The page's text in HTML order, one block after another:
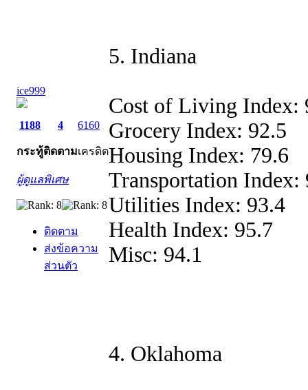
ice999
1188
กระทู้
4
ติดตาม
6160
เครดิต
ผู้ดูแลพิเศษ
ติดตาม
ส่งข้อความ
ส่วนตัว
5. Indiana
Cost of Living Index:
Grocery Index: 92.5
Housing Index: 79.6
Transportation Index:
Utilities Index: 93.4
Health Index: 95.7
Misc: 94.1
4. Oklahoma